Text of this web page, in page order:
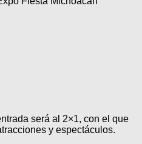
será al 2×1, con el que
y espectáculos.